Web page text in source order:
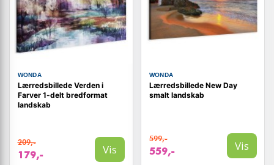
WONDA
Lærredsbillede Verden i
Farver 1-delt bredformat
landskab
209,-
179,- Vis
WONDA
Lærredsbillede New Day
smalt landskab
599,-
559,- Vis